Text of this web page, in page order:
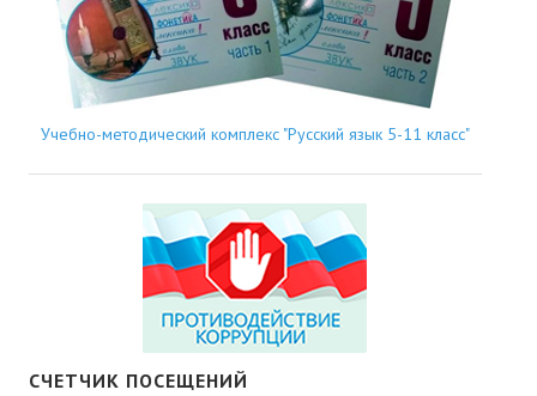
Учебно-методический комплекс "Русский язык 5-11 класс"
СЧЕТЧИК ПОСЕЩЕНИЙ